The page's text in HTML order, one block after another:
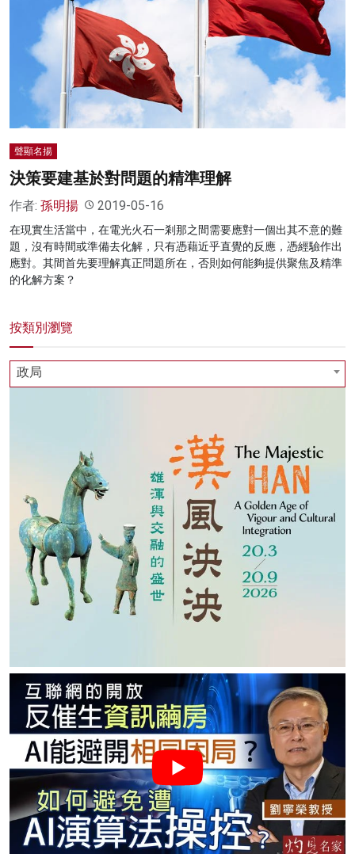
聲顯名揚
決策要建基於對問題的精準理解
作者: 孫明揚 2019-05-16
在現實生活當中，在電光火石一剎那之間需要應對一個出其不意的難
題，沒有時間或準備去化解，只有憑藉近乎直覺的反應，憑經驗作出
應對。其間首先要理解真正問題所在，否則如何能夠提供聚焦及精準
的化解方案？
按類別瀏覽
政局